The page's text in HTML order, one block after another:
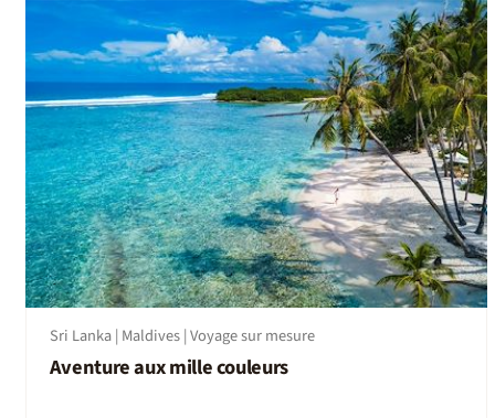
Sri Lanka | Maldives | Voyage sur mesure
Aventure aux mille couleurs